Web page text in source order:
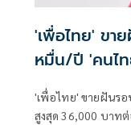
'เพื่อไทย' ขา
หมื่น/ปี 'คนไท
'เพื่อไทย' ขายฝันรอ
สูงสุด 36,000 บาท